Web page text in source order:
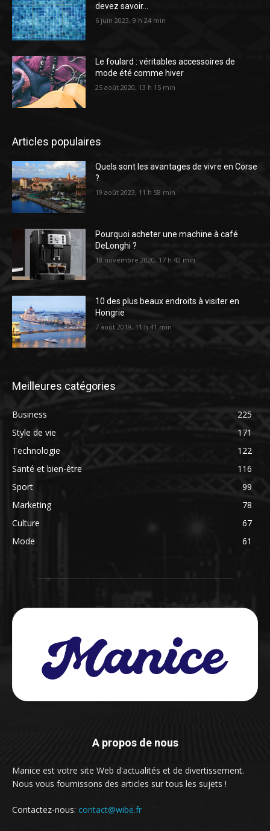
devez savoir…
6 juin 2023, 9 h 24 min
Le foulard : véritables accessoires de
mode été comme hiver
25 août 2020, 13 h 15 min
Articles populaires
Quels sont les avantages de vivre en Corse
?
19 août 2023, 11 h 58 min
Pourquoi acheter une machine à café
DeLonghi ?
18 novembre 2020, 17 h 42 min
10 des plus beaux endroits à visiter en
Hongrie
7 août 2019, 11 h 41 min
Meilleures catégories
Business
225
Style de vie
171
Technologie
122
Santé et bien-être
116
Sport
99
Marketing
78
Culture
67
Mode
61
A propos de nous
Manice est votre site Web d'actualités et de divertissement.
Nous vous fournissons des articles sur tous les sujets !
Contactez-nous: contact@wibe.fr